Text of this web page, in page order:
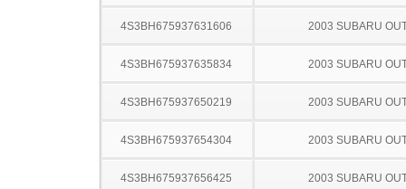
4S3BH675937631606 2003 SUBARU
4S3BH675937635834 2003 SUBARU
4S3BH675937650219 2003 SUBARU
4S3BH675937654304 2003 SUBARU
4S3BH675937656425 2003 SUBARU